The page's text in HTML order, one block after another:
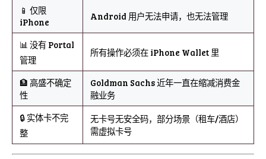
📱 仅限
iPhone
Android 用户无法申请，也无法管理
📊 没有 Portal
管理
所有操作必须在 iPhone Wallet 里
🏦 高盛不确定
性
Goldman Sachs 近年一直在缩减消费金
融业务
🔒 实体卡不完
整
无卡号无安全码，部分场景（租车/酒店）
需虚拟卡号